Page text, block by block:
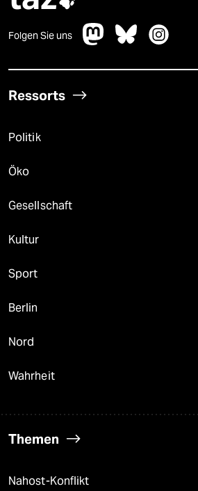
Folgen Sie uns
Ressorts
Politik
Öko
Gesellschaft
Kultur
Sport
Berlin
Nord
Wahrheit
Themen
Nahost-Konflikt